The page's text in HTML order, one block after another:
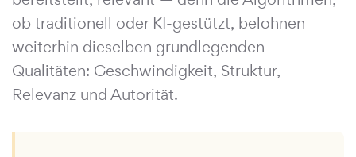
ob traditionell oder KI-gestützt, belohnen
weiterhin dieselben grundlegenden
Qualitäten: Geschwindigkeit, Struktur,
Relevanz und Autorität.